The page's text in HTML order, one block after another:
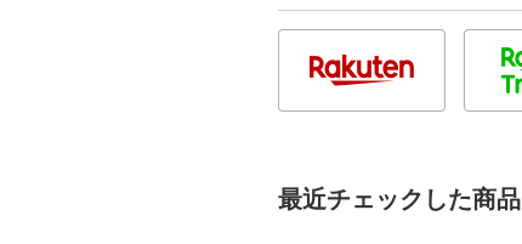
最近チェックした商品